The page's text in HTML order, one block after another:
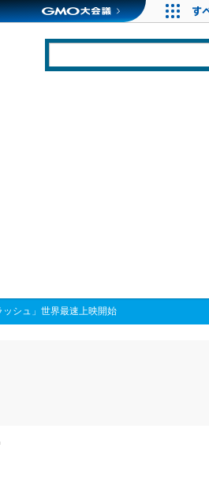
シュ」世界最速上映開始